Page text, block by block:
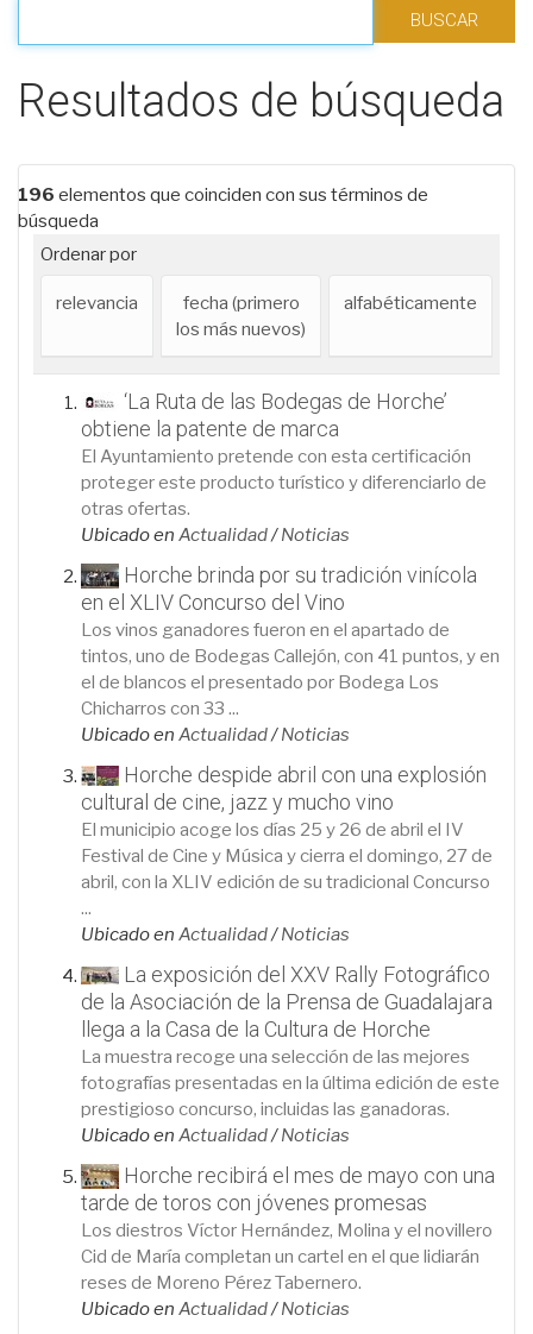
Filtrar los resultados
Resultados de búsqueda
196 elementos que coinciden con sus términos de
búsqueda
Ordenar por
relevancia
fecha (primero
los más nuevos)
alfabéticamente
‘La Ruta de las Bodegas de Horche’
obtiene la patente de marca
El Ayuntamiento pretende con esta certificación
proteger este producto turístico y diferenciarlo de
otras ofertas.
Ubicado en Actualidad/Noticias
Horche brinda por su tradición vinícola
en el XLIV Concurso del Vino
Los vinos ganadores fueron en el apartado de
tintos, uno de Bodegas Callejón, con 41 puntos, y en
el de blancos el presentado por Bodega Los
Chicharros con 33 ...
Ubicado en Actualidad/Noticias
Horche despide abril con una explosión
cultural de cine, jazz y mucho vino
El municipio acoge los días 25 y 26 de abril el IV
Festival de Cine y Música y cierra el domingo, 27 de
abril, con la XLIV edición de su tradicional Concurso
...
Ubicado en Actualidad/Noticias
La exposición del XXV Rally Fotográfico
de la Asociación de la Prensa de Guadalajara
llega a la Casa de la Cultura de Horche
La muestra recoge una selección de las mejores
fotografías presentadas en la última edición de este
prestigioso concurso, incluidas las ganadoras.
Ubicado en Actualidad/Noticias
Horche recibirá el mes de mayo con una
tarde de toros con jóvenes promesas
Los diestros Víctor Hernández, Molina y el novillero
Cid de María completan un cartel en el que lidiarán
reses de Moreno Pérez Tabernero.
Ubicado en Actualidad/Noticias